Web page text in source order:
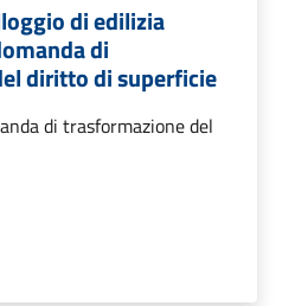
di edilizia
di
diritto di superficie
di trasformazione del